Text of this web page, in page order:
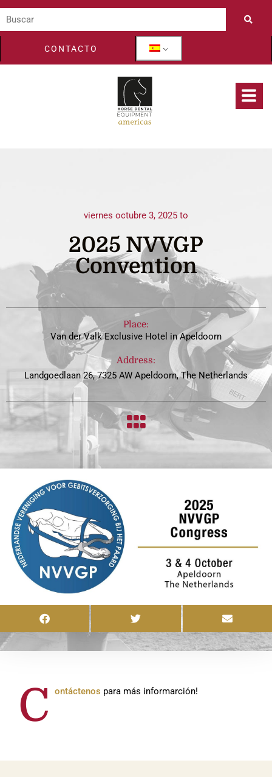
CONTACTO
viernes octubre 3, 2025 to
2025 NVVGP
Convention
Place:
Van der Valk Exclusive Hotel in Apeldoorn
Address:
Landgoedlaan 26, 7325 AW Apeldoorn, The Netherlands
C ontáctenos para más informarción!